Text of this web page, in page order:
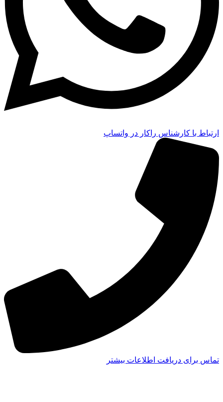
ارتباط با کارشناس راکار در واتساپ
تماس برای دریافت اطلاعات بیشتر